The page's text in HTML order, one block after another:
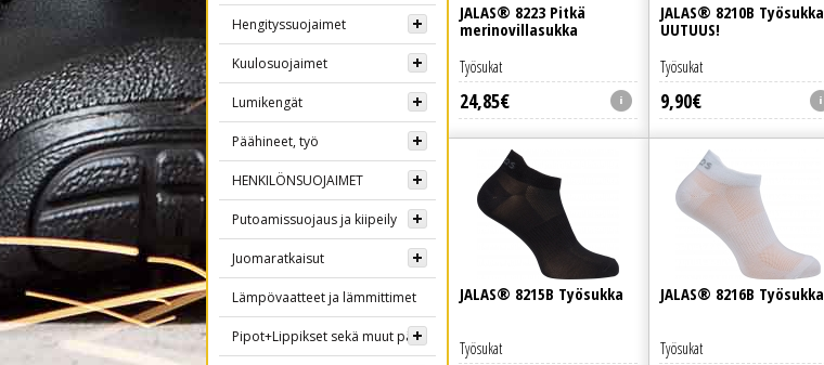
Hengityssuojaimet
Kuulosuojaimet
Lumikengät
Päähineet, työ
HENKILÖNSUOJAIMET
Putoamissuojaus ja kiipeily
Juomaratkaisut
Lämpövaatteet ja lämmittimet
Pipot+Lippikset sekä muut päähineet
JALAS® 8223 Pitkä
merinovillasukka
24,85€
Työsukat
JALAS® 8210B Työsukka
UUTUUS!
9,90€
Työsukat
Lue lisää
JALAS® 8215B Työsukka
Työsukat
JALAS® 8216B Työsukka
Työsukat